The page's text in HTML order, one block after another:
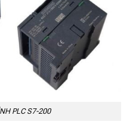
PLC S7-200